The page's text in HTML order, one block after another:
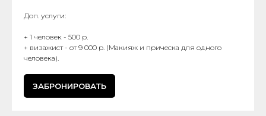
Доп. услуги:
+ 1 человек - 500 р.
+ визажист - от 9 000 р. (Макияж и прическа для одного
человека).
ЗАБРОНИРОВАТЬ